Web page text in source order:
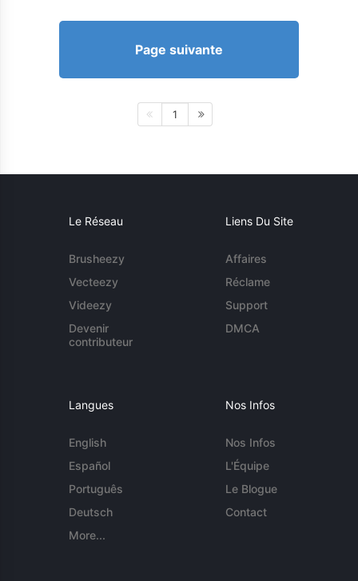
Page suivante
1
Le Réseau
Brusheezy
Vecteezy
Videezy
Devenir
contributeur
Liens Du Site
Affaires
Réclame
Support
DMCA
Langues
English
Español
Português
Deutsch
More...
Nos Infos
Nos Infos
L'Équipe
Le Blogue
Contact